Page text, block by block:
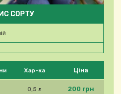
продукт
Хар-ка Ціна
0,5 л 200 грн
СОРТУ